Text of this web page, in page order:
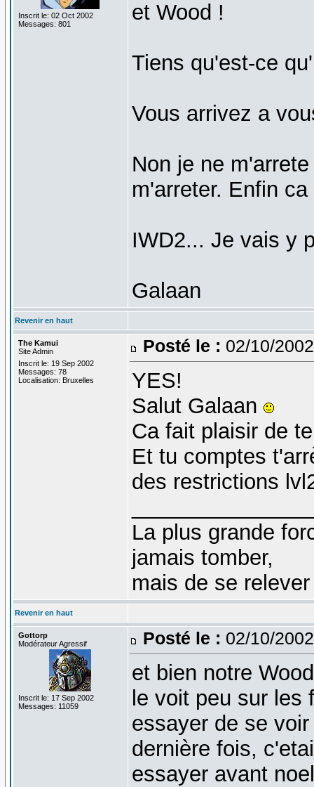
Inscrit le: 02 Oct 2002
Messages: 801
et Wood !
Tiens qu'est-ce
Vous arrivez a
Non je ne
m'arreter. Enfin
IWD2... Je vais y
Galaan
Revenir en haut
The Kamui
Site Admin
Inscrit le: 19 Sep 2002
Messages: 78
Localisation: Bruxelles
Posté le : 02/10/
YES!
Salut Galaan
Ca fait plaisir de
Et tu comptes
des restrictions
La plus grande
jamais tomber,
mais de se
Revenir en haut
Gottorp
Modérateur Agressif
Inscrit le: 17 Sep 2002
Messages: 11059
Posté le : 02/10/
et bien notre
le voit peu sur les
essayer de se
dernière fois,
essayer avant noel